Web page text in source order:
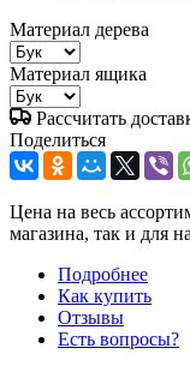
Материал дерева
Материал ящика
Рассчитать
Поделиться
Цена на весь
магазина, так и для
Подробнее
Как купить
Отзывы
Есть вопросы?